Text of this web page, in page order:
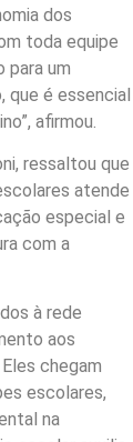
dos
toda equipe
para um
que é essencial
afirmou.
ressaltou que
atende
especial e
com a
à rede
aos
chegam
escolares,
na